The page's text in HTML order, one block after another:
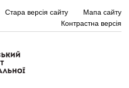
Стара версія сайту
Мапа сайту
Контрастна версія